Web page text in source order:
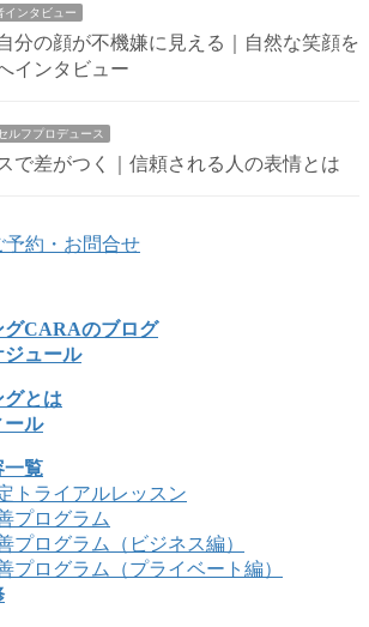
インタビュー
分の顔が不機嫌に見える｜自然な笑顔を
インタビュー
ルフプロデュース
で差がつく｜信頼される人の表情とは
予約・お問合せ
グCARAのブログ
ジュール
グとは
ール
一覧
トライアルレッスン
プログラム
プログラム（ビジネス編）
プログラム（プライベート編）